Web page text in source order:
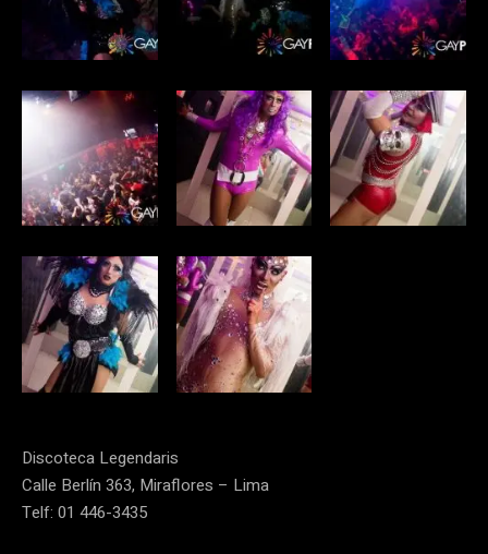
Discoteca Legendaris
Calle Berlín 363, Miraflores – Lima
Telf: 01 446-3435